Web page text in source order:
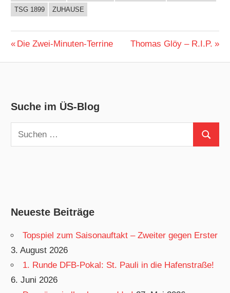
TSG 1899
ZUHAUSE
Beitragsnavigation
Vorheriger
Die Zwei-Minuten-Terrine
Nächster
Thomas Glöy – R.I.P.
Suche im ÜS-Blog
Suchen
nach:
Suchen
Neueste Beiträge
Topspiel zum Saisonauftakt – Zweiter gegen Erster
3. August 2026
1. Runde DFB-Pokal: St. Pauli in die Hafenstraße!
6. Juni 2026